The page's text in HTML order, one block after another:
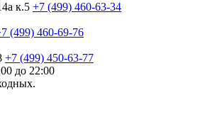
к.5 +7 (499) 460-63-34
(499) 460-69-76
+7 (499) 450-63-77
до 22:00